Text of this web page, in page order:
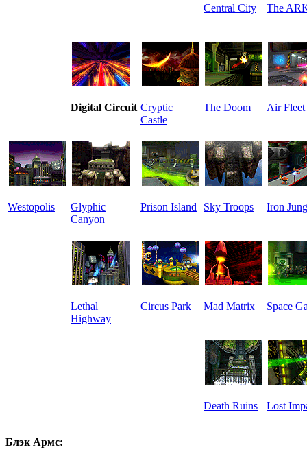
Central City The
Digital Circuit Cryptic
Castle
The Doom Air Fleet
Westopolis
Glyphic
Canyon
Prison Island Sky Troops Iron
Lethal
Highway
Circus Park Mad Matrix Space
Death Ruins Lost
Блэк Армс: